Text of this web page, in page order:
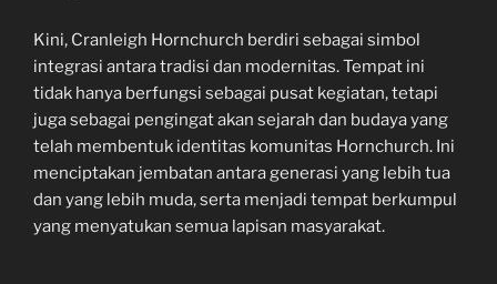
Kini, Cranleigh Hornchurch berdiri sebagai simbol
integrasi antara tradisi dan modernitas. Tempat ini
tidak hanya berfungsi sebagai pusat kegiatan, tetapi
juga sebagai pengingat akan sejarah dan budaya yang
telah membentuk identitas komunitas Hornchurch. Ini
menciptakan jembatan antara generasi yang lebih tua
dan yang lebih muda, serta menjadi tempat berkumpul
yang menyatukan semua lapisan masyarakat.